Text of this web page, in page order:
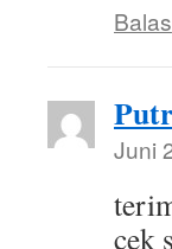
Balas
Juni
cek